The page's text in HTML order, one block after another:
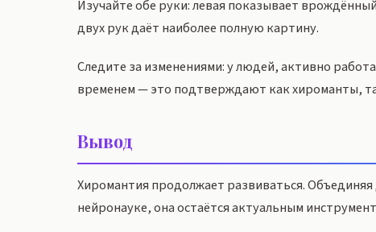
Изучайте обе руки: левая показывает
двух рук даёт наиболее полную картину.
Следите за изменениями: у людей, активно
временем — это подтверждают как хироманты,
Вывод
Хиромантия продолжает развиваться.
нейронауке, она остаётся актуальным